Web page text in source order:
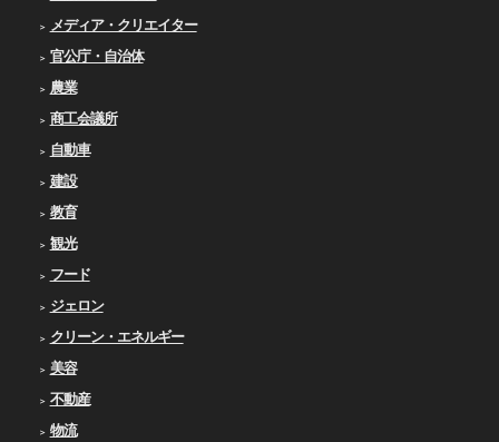
メディア・クリエイター
官公庁・自治体
農業
商工会議所
自動車
建設
教育
観光
フード
ジェロン
クリーン・エネルギー
美容
不動産
物流